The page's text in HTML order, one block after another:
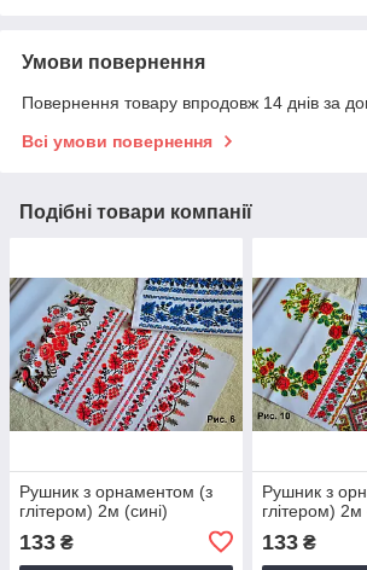
Умови повернення
Повернення товару впродовж 14 днів за
Всі умови повернення
Подібні товари компанії
Рушник з орнаментом (з
глітером) 2м (сині)
133 ₴
Рушник з
глітером) 2м
133₴